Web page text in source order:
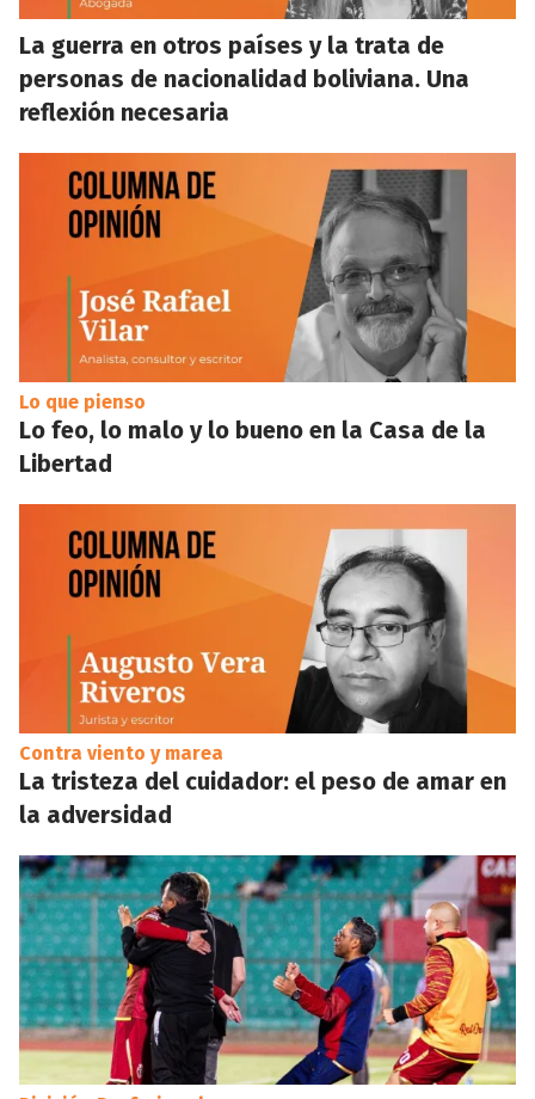
La guerra en otros países y la trata de
personas de nacionalidad boliviana. Una
reflexión necesaria
Lo que pienso
Lo feo, lo malo y lo bueno en la Casa de la
Libertad
Contra viento y marea
La tristeza del cuidador: el peso de amar en
la adversidad